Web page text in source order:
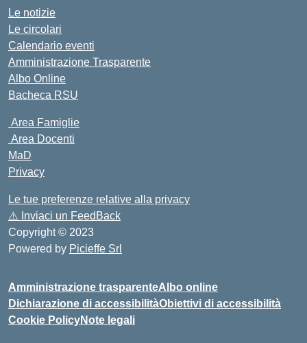
Le notizie
Le circolari
Calendario eventi
Amministrazione Trasparente
Albo Online
Bacheca RSU
Area Famiglie
Area Docenti
MaD
Privacy
Le tue preferenze relative alla privacy
⚠️ Inviaci un FeedBack
Copyright © 2023
Powered by Picieffe Srl
Amministrazione trasparenteAlbo online
Dichiarazione di accessibilitàObiettivi di accessibilità
Cookie PolicyNote legali